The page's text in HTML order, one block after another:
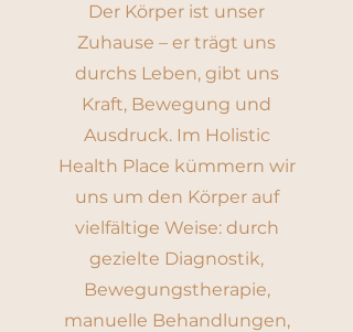
Der Körper ist unser
Zuhause – er trägt uns
durchs Leben, gibt uns
Kraft, Bewegung und
Ausdruck. Im Holistic
Health Place kümmern wir
uns um den Körper auf
vielfältige Weise: durch
gezielte Diagnostik,
Bewegungstherapie,
manuelle Behandlungen,